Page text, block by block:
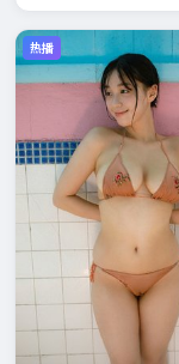
热播